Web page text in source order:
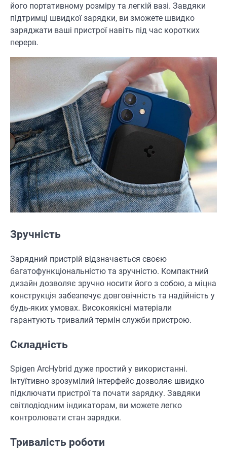
його портативному розміру та легкій вазі. Завдяки
підтримці швидкої зарядки, ви зможете швидко
заряджати ваші пристрої навіть під час коротких
перерв.
Зручність
Зарядний пристрій відзначається своєю
багатофункціональністю та зручністю. Компактний
дизайн дозволяє зручно носити його з собою, а міцна
конструкція забезпечує довговічність та надійність у
будь-яких умовах. Високоякісні матеріали
гарантують тривалий термін служби пристрою.
Складність
Spigen ArcHybrid дуже простий у використанні.
Інтуїтивно зрозумілий інтерфейс дозволяє швидко
підключати пристрої та почати зарядку. Завдяки
світлодіодним індикаторам, ви можете легко
контролювати стан зарядки.
Тривалість роботи